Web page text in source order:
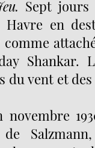
Sept
Havre en
Shankar.
du vent et
de